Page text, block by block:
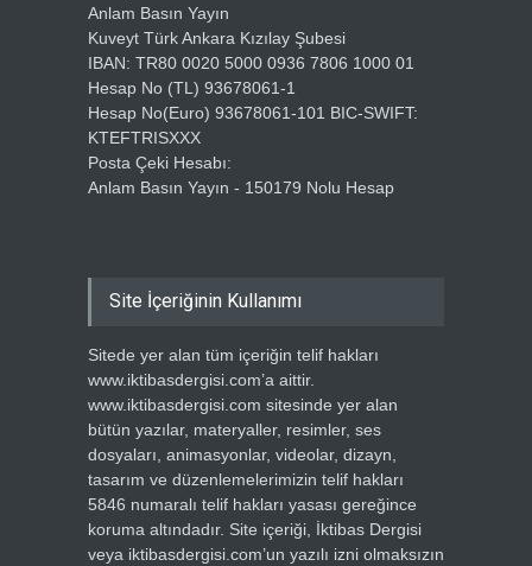
Anlam Basın Yayın
Kuveyt Türk Ankara Kızılay Şubesi
IBAN: TR80 0020 5000 0936 7806 1000 01
Hesap No (TL) 93678061-1
Hesap No(Euro) 93678061-101 BIC-SWIFT:
KTEFTRISXXX
Posta Çeki Hesabı:
Anlam Basın Yayın - 150179 Nolu Hesap
Site İçeriğinin Kullanımı
Sitede yer alan tüm içeriğin telif hakları
www.iktibasdergisi.com’a aittir.
www.iktibasdergisi.com sitesinde yer alan
bütün yazılar, materyaller, resimler, ses
dosyaları, animasyonlar, videolar, dizayn,
tasarım ve düzenlemelerimizin telif hakları
5846 numaralı telif hakları yasası gereğince
koruma altındadır. Site içeriği, İktibas Dergisi
veya iktibasdergisi.com’un yazılı izni olmaksızın